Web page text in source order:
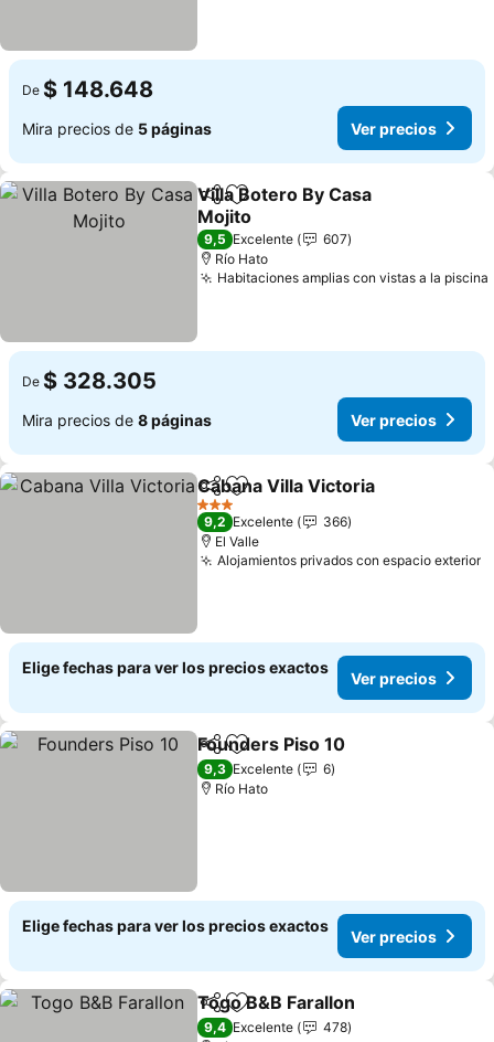
De $ 148.648
Mira precios de 5 páginas Ver precios
CompartirAgregar a favoritos
Villa Botero By Casa
Mojito
Ver precios
9,5 Excelente
607
Río Hato
Habitaciones amplias con vistas a la piscina
De $ 328.305
Mira precios de 8 páginas Ver precios
CompartirAgregar a favoritos
Cabana Villa Victoria
3 Estrellas
9,2 Excelente
366
El Valle
Alojamientos privados con espacio exterior
Elige fechas para ver los precios exactos
Ver precios
CompartirAgregar a favoritos
Founders Piso 10
9,3 Excelente
6
Río Hato
Elige fechas para ver los precios exactos
Ver precios
Compartir
Agregar a favoritos
Togo B&B Farallon
9,4 Excelente
478